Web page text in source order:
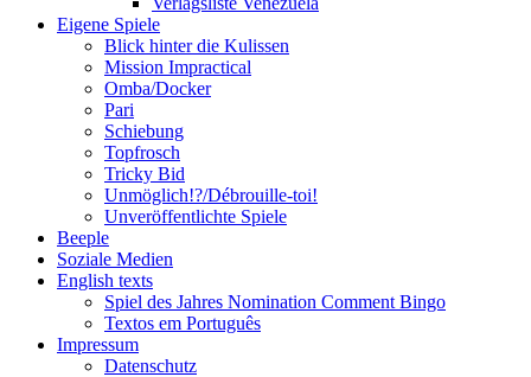
Eigene Spiele
Blick hinter die Kulissen
Mission Impractical
Omba/Docker
Pari
Schiebung
Topfrosch
Tricky Bid
Unmöglich!?/Débrouille-toi!
Unveröffentlichte Spiele
Beeple
Soziale Medien
English texts
Spiel des Jahres Nomination Comment Bingo
Textos em Português
Impressum
Datenschutz